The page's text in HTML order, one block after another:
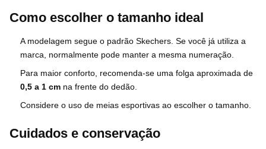
Como escolher o tamanho ideal
A modelagem segue o padrão Skechers. Se você já utiliza a
marca, normalmente pode manter a mesma numeração.
Para maior conforto, recomenda-se uma folga aproximada de
0,5 a 1 cm na frente do dedão.
Considere o uso de meias esportivas ao escolher o tamanho.
Cuidados e conservação